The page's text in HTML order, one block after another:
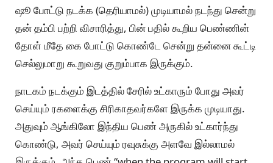
ஷூ போட்டு நடக்க (தெரியாமல்) முடியாமல் நடந்து சென்று
தன் தம்பி பற்றி விசாரித்து, பின் பதில் கூறிய பெண்ணின்
தோள் மீதே கை போட்டு கொண்டே சென்று தன்னை கூட்டி
செல்லுமாறு கூறுவது குறும்பாக இருக்கும்.
நாடகம் நடக்கும் இடத்தில் சேரில் உட்காரும் போது அவர்
செய்யும் ரகளைக்கு சிரிகாதவர்களே இருக்க முடியாது.
அதுவும் ஆங்கிலோ இந்திய பெண் அருகில் உட்கார்ந்து
கொண்டு, அவர் செய்யும் ரவுசுக்கு அளவே இல்லாமல்